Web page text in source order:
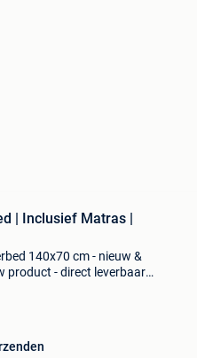
| Inclusief Matras |
140x70 cm - nieuw &
product - direct leverbaar